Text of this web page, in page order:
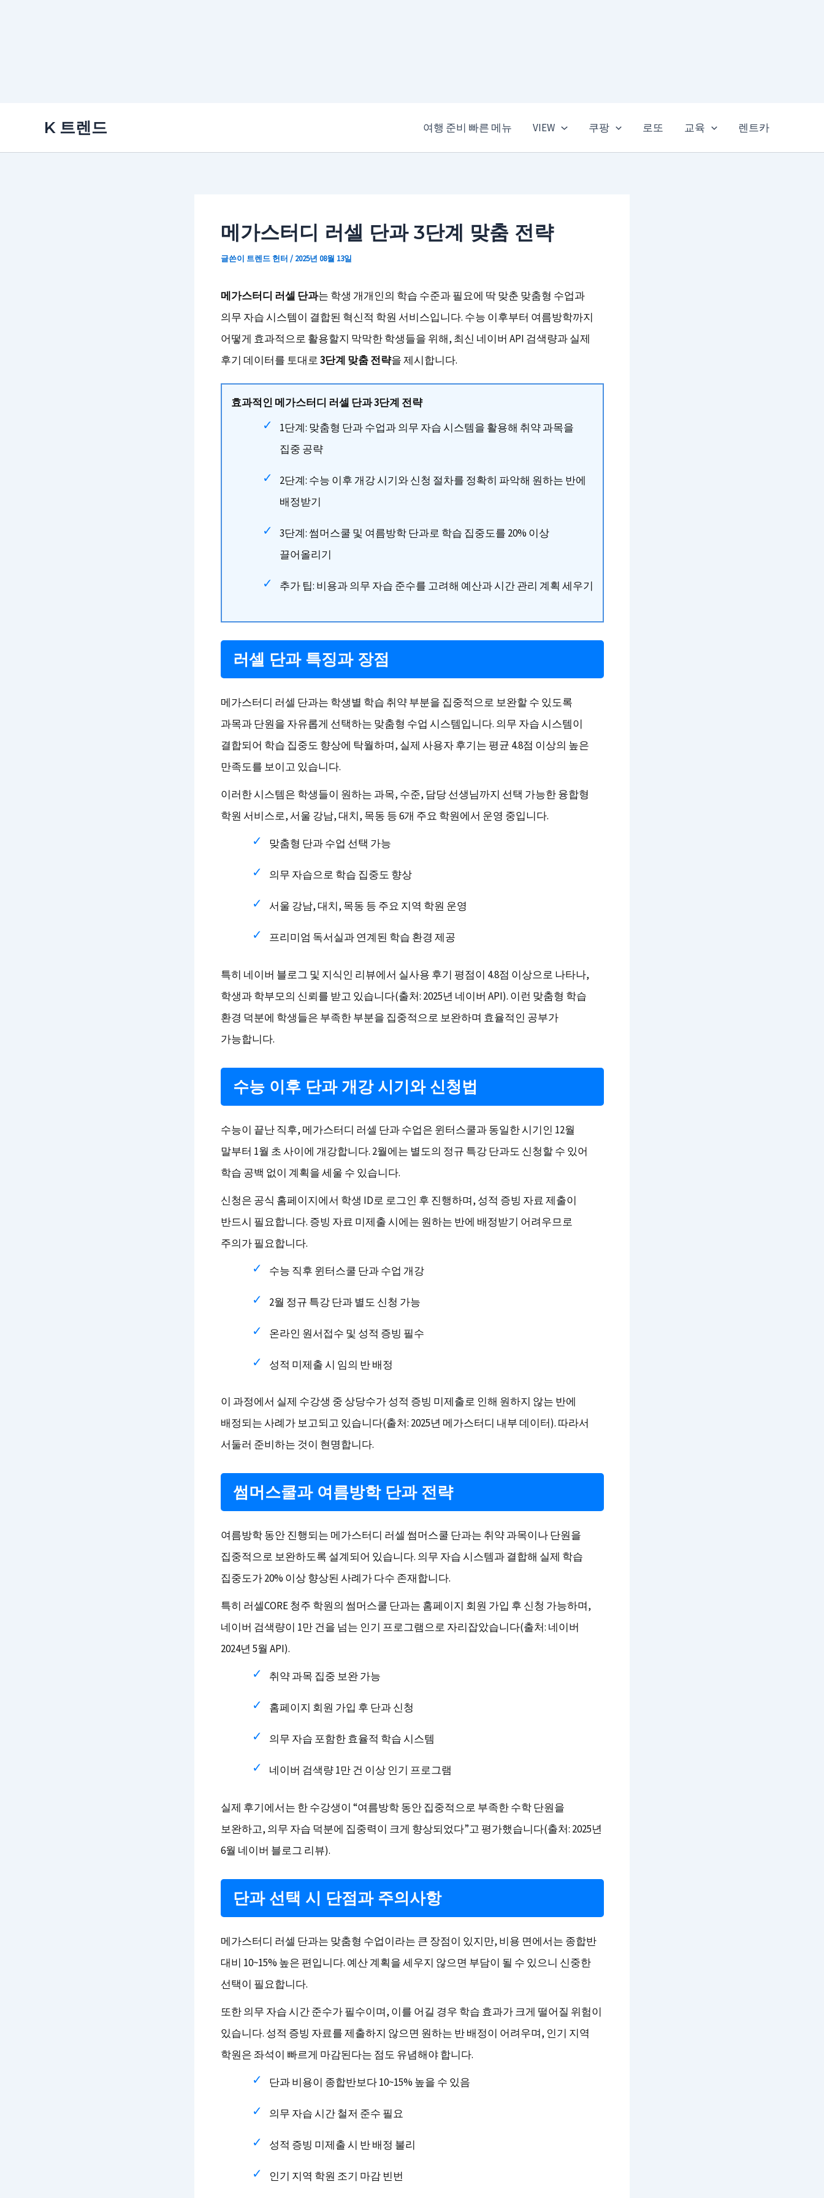
K 트렌드 여행 준비 빠른 메뉴 VIEW 쿠팡 로또 교육 렌트카
메가스터디 러셀 단과 3단계 맞춤 전략
글쓴이 트렌드 헌터 / 2025년 08월 13일
메가스터디 러셀 단과는 학생 개개인의 학습 수준과 필요에 딱 맞춘 맞춤형 수업과
의무 자습 시스템이 결합된 혁신적 학원 서비스입니다. 수능 이후부터 여름방학까지
어떻게 효과적으로 활용할지 막막한 학생들을 위해, 최신 네이버 API 검색량과 실제
후기 데이터를 토대로3단계 맞춤 전략을 제시합니다.
효과적인 메가스터디 러셀 단과 3단계 전략
1단계: 맞춤형 단과 수업과 의무 자습 시스템을 활용해 취약 과목을
집중 공략
2단계: 수능 이후 개강 시기와 신청 절차를 정확히 파악해 원하는 반에
배정받기
3단계: 썸머스쿨 및 여름방학 단과로 학습 집중도를 20% 이상
끌어올리기
추가 팁: 비용과 의무 자습 준수를 고려해 예산과 시간 관리 계획 세우기
러셀 단과 특징과 장점
메가스터디 러셀 단과는 학생별 학습 취약 부분을 집중적으로 보완할 수 있도록
과목과 단원을 자유롭게 선택하는 맞춤형 수업 시스템입니다. 의무 자습 시스템이
결합되어 학습 집중도 향상에 탁월하며, 실제 사용자 후기는 평균 4.8점 이상의 높은
만족도를 보이고 있습니다.
이러한 시스템은 학생들이 원하는 과목, 수준, 담당 선생님까지 선택 가능한 융합형
학원 서비스로, 서울 강남, 대치, 목동 등 6개 주요 학원에서 운영 중입니다.
맞춤형 단과 수업 선택 가능
의무 자습으로 학습 집중도 향상
서울 강남, 대치, 목동 등 주요 지역 학원 운영
프리미엄 독서실과 연계된 학습 환경 제공
특히 네이버 블로그 및 지식인 리뷰에서 실사용 후기 평점이 4.8점 이상으로 나타나,
학생과 학부모의 신뢰를 받고 있습니다(출처: 2025년 네이버 API). 이런 맞춤형 학습
환경 덕분에 학생들은 부족한 부분을 집중적으로 보완하며 효율적인 공부가
가능합니다.
수능 이후 단과 개강 시기와 신청법
수능이 끝난 직후, 메가스터디 러셀 단과 수업은 윈터스쿨과 동일한 시기인 12월
말부터 1월 초 사이에 개강합니다. 2월에는 별도의 정규 특강 단과도 신청할 수 있어
학습 공백 없이 계획을 세울 수 있습니다.
신청은 공식 홈페이지에서 학생 ID로 로그인 후 진행하며, 성적 증빙 자료 제출이
반드시 필요합니다. 증빙 자료 미제출 시에는 원하는 반에 배정받기 어려우므로
주의가 필요합니다.
수능 직후 윈터스쿨 단과 수업 개강
2월 정규 특강 단과 별도 신청 가능
온라인 원서접수 및 성적 증빙 필수
성적 미제출 시 임의 반 배정
이 과정에서 실제 수강생 중 상당수가 성적 증빙 미제출로 인해 원하지 않는 반에
배정되는 사례가 보고되고 있습니다(출처: 2025년 메가스터디 내부 데이터). 따라서
서둘러 준비하는 것이 현명합니다.
썸머스쿨과 여름방학 단과 전략
여름방학 동안 진행되는 메가스터디 러셀 썸머스쿨 단과는 취약 과목이나 단원을
집중적으로 보완하도록 설계되어 있습니다. 의무 자습 시스템과 결합해 실제 학습
집중도가 20% 이상 향상된 사례가 다수 존재합니다.
특히 러셀CORE 청주 학원의 썸머스쿨 단과는 홈페이지 회원 가입 후 신청 가능하며,
네이버 검색량이 1만 건을 넘는 인기 프로그램으로 자리잡았습니다(출처: 네이버
2024년 5월 API).
취약 과목 집중 보완 가능
홈페이지 회원 가입 후 단과 신청
의무 자습 포함한 효율적 학습 시스템
네이버 검색량 1만 건 이상 인기 프로그램
실제 후기에서는 한 수강생이 “여름방학 동안 집중적으로 부족한 수학 단원을
보완하고, 의무 자습 덕분에 집중력이 크게 향상되었다”고 평가했습니다(출처: 2025년
6월 네이버 블로그 리뷰).
단과 선택 시 단점과 주의사항
메가스터디 러셀 단과는 맞춤형 수업이라는 큰 장점이 있지만, 비용 면에서는 종합반
대비 10~15% 높은 편입니다. 예산 계획을 세우지 않으면 부담이 될 수 있으니 신중한
선택이 필요합니다.
또한 의무 자습 시간 준수가 필수이며, 이를 어길 경우 학습 효과가 크게 떨어질 위험이
있습니다. 성적 증빙 자료를 제출하지 않으면 원하는 반 배정이 어려우며, 인기 지역
학원은 좌석이 빠르게 마감된다는 점도 유념해야 합니다.
단과 비용이 종합반보다 10~15% 높을 수 있음
의무 자습 시간 철저 준수 필요
성적 증빙 미제출 시 반 배정 불리
인기 지역 학원 조기 마감 빈번